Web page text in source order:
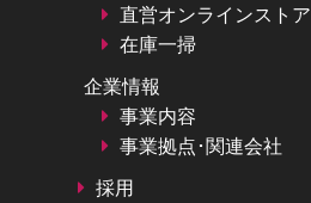
直営オンラインストア
在庫一掃
企業情報
事業内容
事業拠点･関連会社
採用